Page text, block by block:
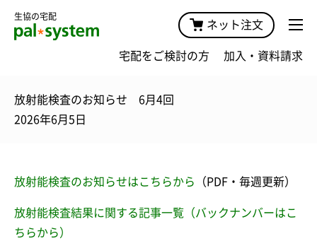
生協の宅配
ネット注文
宅配をご検討の方 加入・資料請求
放射能検査のお知らせ 6月4回
2026年6月5日
放射能検査のお知らせはこちらから （PDF・毎週更新）
放射能検査結果に関する記事一覧（バックナンバーはこ
ちらから）